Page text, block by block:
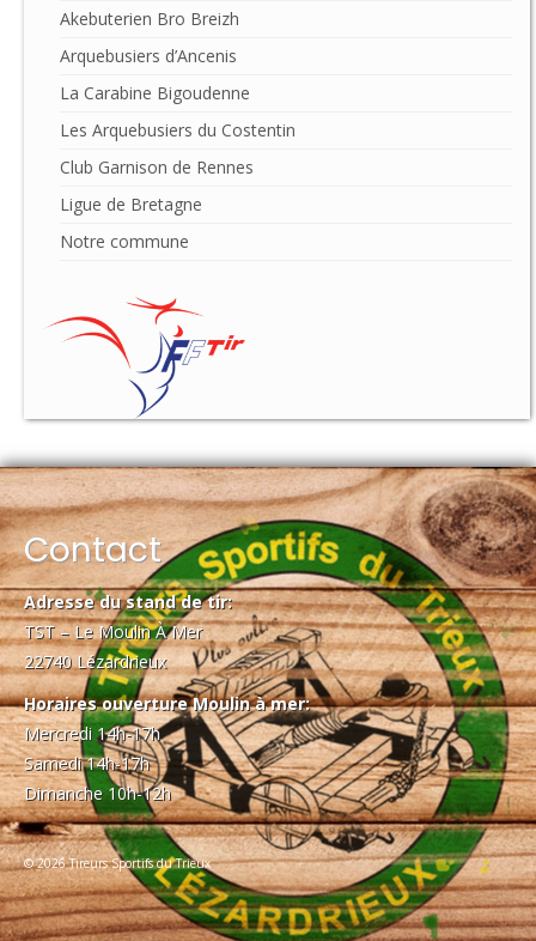
Akebuterien Bro Breizh
Arquebusiers d’Ancenis
La Carabine Bigoudenne
Les Arquebusiers du Costentin
Club Garnison de Rennes
Ligue de Bretagne
Notre commune
Contact
Adresse du stand de tir:
TST – Le Moulin À Mer
22740 Lézardrieux
Horaires ouverture Moulin à mer:
Mercredi 14h-17h
Samedi 14h-17h
Dimanche 10h-12h
© 2026 Tireurs Sportifs du Trieux